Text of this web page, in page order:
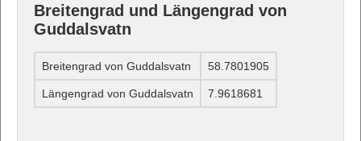
Breitengrad und Längengrad von
Guddalsvatn
Breitengrad von Guddalsvatn 58.7801905
Längengrad von Guddalsvatn 7.9618681